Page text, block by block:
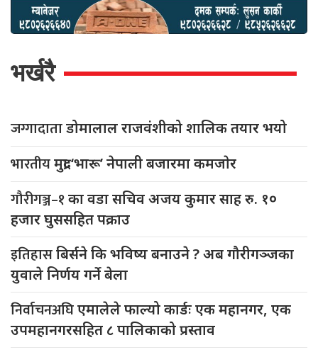
भर्खरै
जग्गादाताडोमालाल राजवंशीको शालिक तयार भयो
भारतीयमुद्रा ‘भारू’ नेपाली बजारमा कमजाेर
गौरीगञ्ज–१का वडा सचिव अजय कुमार साह रु. १०
हजार घुससहित पक्राउ
इतिहासबिर्सने कि भविष्य बनाउने ? अब गौरीगञ्जका
युवाले निर्णय गर्ने बेला
निर्वाचनअघिएमालेले फाल्यो कार्डः एक महानगर, एक
उपमहानगरसहित ८ पालिकाको प्रस्ताव